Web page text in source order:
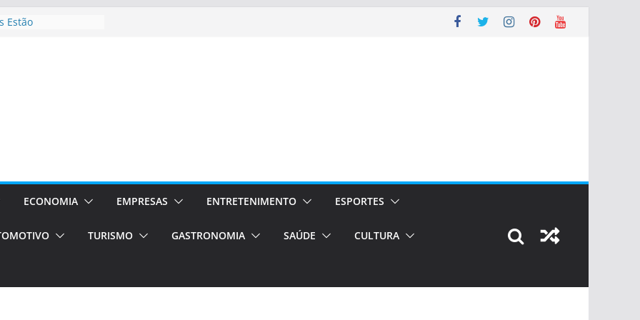
Estão
em Porto
de transfer,
de alto padrão
bolsas –
o segundo
únicas e
de volta!
ECONOMIA EMPRESAS ENTRETENIMENTO ESPORTES
TURISMO GASTRONOMIA SAÚDE CULTURA